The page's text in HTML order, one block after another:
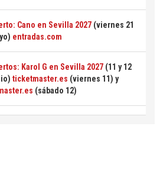
Cano en Sevilla 2027 (viernes 21
entradas.com
Karol G en Sevilla 2027 (11 y 12
ticketmaster.es (viernes 11) y
(sábado 12)